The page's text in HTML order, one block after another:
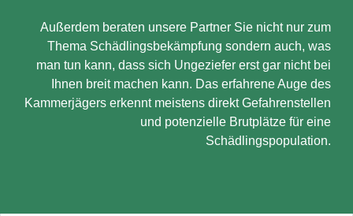
Außerdem beraten unsere Partner Sie nicht nur zum
Thema Schädlingsbekämpfung sondern auch, was
man tun kann, dass sich Ungeziefer erst gar nicht bei
Ihnen breit machen kann. Das erfahrene Auge des
Kammerjägers erkennt meistens direkt Gefahrenstellen
und potenzielle Brutplätze für eine
Schädlingspopulation.